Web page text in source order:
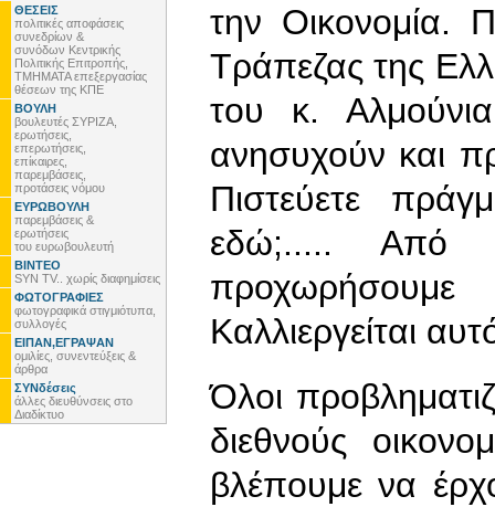
ΘΕΣΕΙΣ
πολιτικές αποφάσεις
συνεδρίων &
συνόδων Κεντρικής
Πολιτικής Επιτροπής,
ΤΜΗΜΑΤΑ επεξεργασίας
θέσεων της ΚΠΕ
ΒΟΥΛΗ
βουλευτές ΣΥΡΙΖΑ,
ερωτήσεις,
επερωτήσεις,
επίκαιρες,
παρεμβάσεις,
προτάσεις νόμου
ΕΥΡΩΒΟΥΛΗ
παρεμβάσεις &
ερωτήσεις
του ευρωβουλευτή
ΒΙΝΤΕΟ
SYN TV.. χωρίς διαφημίσεις
ΦΩΤΟΓΡΑΦΙΕΣ
φωτογραφικά στιγμιότυπα,
συλλογές
ΕΙΠΑΝ,ΕΓΡΑΨΑΝ
ομιλίες, συνεντεύξεις &
άρθρα
ΣΥΝδέσεις
άλλες διευθύνσεις στο
Διαδίκτυο
την Οικονομία.
Τράπεζας της
του κ.
ανησυχούν και
Πιστεύετε
εδώ;..... Από
προχωρήσουμε
Καλλιεργείται
Όλοι
διεθνούς
βλέπουμε να